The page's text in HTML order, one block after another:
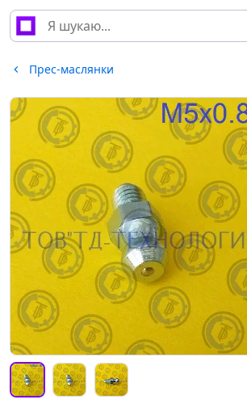
Прес-маслянки